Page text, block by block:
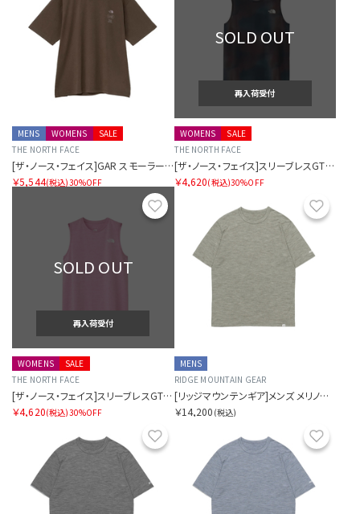
SALE
MENS
WOMENS
THE NORTH FACE
[ザ・ノース・フェイス]GAR スモーラータイポグラフィックショートスリーブティー
￥5,544(税込)30%OFF
SOLD OUT
再入荷受付
SALE
WOMENS
THE NORTH FACE
[ザ・ノース・フェイス]スリーブレスGTDメランジクルー
￥4,620(税込)30%OFF
お気に入り
SOLD OUT
再入荷受付
SALE
WOMENS
THE NORTH FACE
[ザ・ノース・フェイス]スリーブレスGTDメランジクルー
￥4,620(税込)30%OFF
MENS
RIDGE MOUNTAIN GEAR
[リッジマウンテンギア]メンズ メリノベーシックショートスリーブTシャツ マイクロボーダー
￥14,200 (税込)
お気に入り